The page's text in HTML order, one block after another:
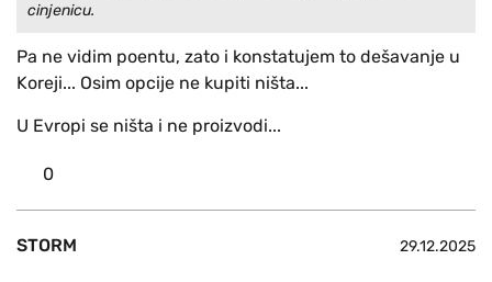
cinjenicu.
Pa ne vidim poentu, zato i konstatujem to dešavanje u
Koreji... Osim opcije ne kupiti ništa...
U Evropi se ništa i ne proizvodi...
0
STORM 29.12.2025